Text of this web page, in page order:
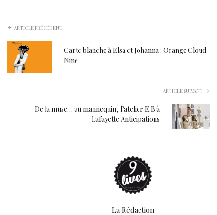
ARTICLE PRÉCÉDENT
Carte blanche à Elsa et Johanna : Orange Cloud
Nine
ARTICLE SUIVANT
De la muse… au mannequin, l’atelier E.B à
Lafayette Anticipations
La Rédaction